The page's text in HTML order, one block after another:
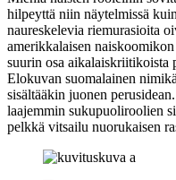
hilpeyttä niin näytelmissä
naureskelevia riemurasioita
amerikkalaisen naiskoomikon
suurin osa aikalaiskriitikoista
Elokuvan suomalainen
sisältääkin juonen
laajemmin sukupuoliroolien
pelkkä vitsailu nuorukaisen